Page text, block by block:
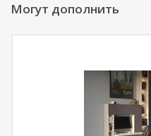
Могут дополнить